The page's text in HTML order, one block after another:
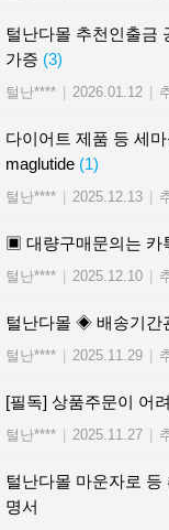
털난다몰 추천인출금
가증 (3)
털난**** 2026.01.12
다이어트 제품 등 세
maglutide (1)
털난**** 2025.12.13
▣ 대량구매문의는 카
털난**** 2025.12.10
털난다몰 ◈ 배송기간
털난**** 2025.11.29
[필독] 상품주문이 어
털난**** 2025.11.27
털난다몰 마운자로 등
명서